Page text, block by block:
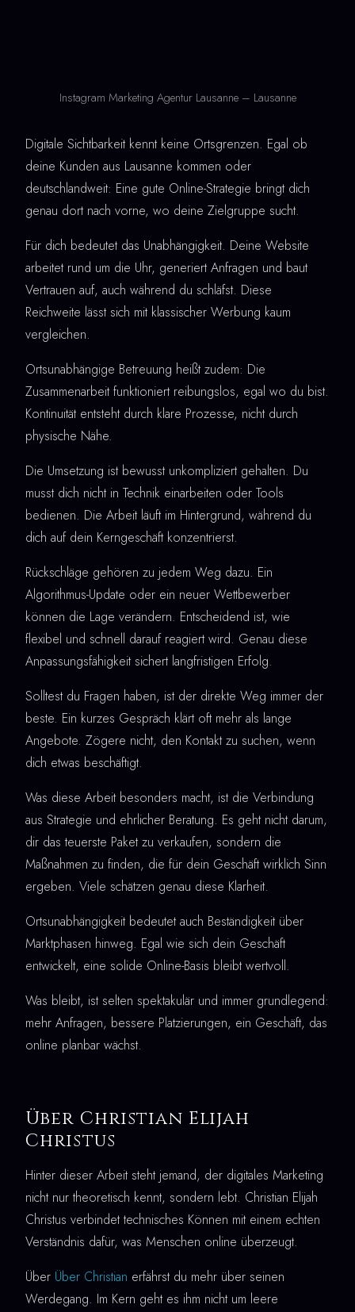
Instagram Marketing Agentur Lausanne – Lausanne
Digitale Sichtbarkeit kennt keine Ortsgrenzen. Egal ob
deine Kunden aus Lausanne kommen oder
deutschlandweit: Eine gute Online-Strategie bringt dich
genau dort nach vorne, wo deine Zielgruppe sucht.
Für dich bedeutet das Unabhängigkeit. Deine Website
arbeitet rund um die Uhr, generiert Anfragen und baut
Vertrauen auf, auch während du schläfst. Diese
Reichweite lässt sich mit klassischer Werbung kaum
vergleichen.
Ortsunabhängige Betreuung heißt zudem: Die
Zusammenarbeit funktioniert reibungslos, egal wo du bist.
Kontinuität entsteht durch klare Prozesse, nicht durch
physische Nähe.
Die Umsetzung ist bewusst unkompliziert gehalten. Du
musst dich nicht in Technik einarbeiten oder Tools
bedienen. Die Arbeit läuft im Hintergrund, während du
dich auf dein Kerngeschäft konzentrierst.
Rückschläge gehören zu jedem Weg dazu. Ein
Algorithmus-Update oder ein neuer Wettbewerber
können die Lage verändern. Entscheidend ist, wie
flexibel und schnell darauf reagiert wird. Genau diese
Anpassungsfähigkeit sichert langfristigen Erfolg.
Solltest du Fragen haben, ist der direkte Weg immer der
beste. Ein kurzes Gespräch klärt oft mehr als lange
Angebote. Zögere nicht, den Kontakt zu suchen, wenn
dich etwas beschäftigt.
Was diese Arbeit besonders macht, ist die Verbindung
aus Strategie und ehrlicher Beratung. Es geht nicht darum,
dir das teuerste Paket zu verkaufen, sondern die
Maßnahmen zu finden, die für dein Geschäft wirklich Sinn
ergeben. Viele schätzen genau diese Klarheit.
Ortsunabhängigkeit bedeutet auch Beständigkeit über
Marktphasen hinweg. Egal wie sich dein Geschäft
entwickelt, eine solide Online-Basis bleibt wertvoll.
Was bleibt, ist selten spektakulär und immer grundlegend:
mehr Anfragen, bessere Platzierungen, ein Geschäft, das
online planbar wächst.
Über Christian Elijah
Christus
Hinter dieser Arbeit steht jemand, der digitales Marketing
nicht nur theoretisch kennt, sondern lebt. Christian Elijah
Christus verbindet technisches Können mit einem echten
Verständnis dafür, was Menschen online überzeugt.
Über Über Christian erfährst du mehr über seinen
Werdegang. Im Kern geht es ihm nicht um leere